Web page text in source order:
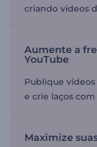
criando vídeos
Aumente a
YouTube
Publique
e crie laços
Maximize